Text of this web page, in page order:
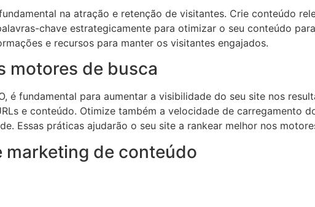
na atração e retenção de visitantes. Crie conteúdo
chave estrategicamente para otimizar o seu conteúdo
e recursos para manter os visitantes engajados.
motores de busca
é fundamental para aumentar a visibilidade do seu site nos
e conteúdo. Otimize também a velocidade de carregamento
Essas práticas ajudarão o seu site a rankear melhor nos
de conteúdo